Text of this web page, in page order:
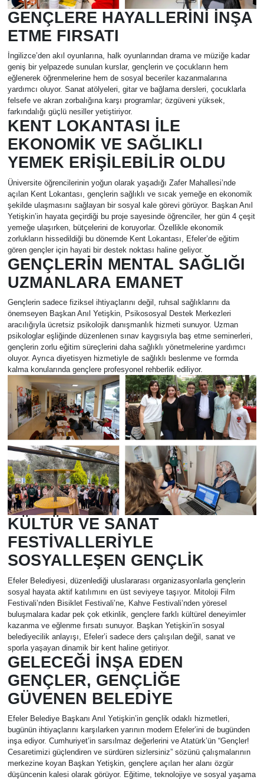
GENÇLERE HAYALLERİNİ İNŞA
ETME FIRSATI
İngilizce’den akıl oyunlarına, halk oyunlarından drama ve müziğe kadar
geniş bir yelpazede sunulan kurslar, gençlerin ve çocukların hem
eğlenerek öğrenmelerine hem de sosyal beceriler kazanmalarına
yardımcı oluyor. Sanat atölyeleri, gitar ve bağlama dersleri, çocuklarla
felsefe ve akran zorbalığına karşı programlar; özgüveni yüksek,
farkındalığı güçlü nesiller yetiştiriyor.
KENT LOKANTASI İLE
EKONOMİK VE SAĞLIKLI
YEMEK ERİŞİLEBİLİR OLDU
Üniversite öğrencilerinin yoğun olarak yaşadığı Zafer Mahallesi’nde
açılan Kent Lokantası, gençlerin sağlıklı ve sıcak yemeğe en ekonomik
şekilde ulaşmasını sağlayan bir sosyal kale görevi görüyor. Başkan Anıl
Yetişkin’in hayata geçirdiği bu proje sayesinde öğrenciler, her gün 4 çeşit
yemeğe ulaşırken, bütçelerini de koruyorlar. Özellikle ekonomik
zorlukların hissedildiği bu dönemde Kent Lokantası, Efeler’de eğitim
gören gençler için hayati bir destek noktası haline geliyor.
GENÇLERİN MENTAL SAĞLIĞI
UZMANLARA EMANET
Gençlerin sadece fiziksel ihtiyaçlarını değil, ruhsal sağlıklarını da
önemseyen Başkan Anıl Yetişkin, Psikososyal Destek Merkezleri
aracılığıyla ücretsiz psikolojik danışmanlık hizmeti sunuyor. Uzman
psikologlar eşliğinde düzenlenen sınav kaygısıyla baş etme seminerleri,
gençlerin zorlu eğitim süreçlerini daha sağlıklı yönetmelerine yardımcı
oluyor. Ayrıca diyetisyen hizmetiyle de sağlıklı beslenme ve formda
kalma konularında gençlere profesyonel rehberlik ediliyor.
KÜLTÜR VE SANAT
FESTİVALLERİYLE
SOSYALLEŞEN GENÇLİK
Efeler Belediyesi, düzenlediği uluslararası organizasyonlarla gençlerin
sosyal hayata aktif katılımını en üst seviyeye taşıyor. Mitoloji Film
Festivali’nden Bisiklet Festivali’ne, Kahve Festivali’nden yöresel
buluşmalara kadar pek çok etkinlik, gençlere farklı kültürel deneyimler
kazanma ve eğlenme fırsatı sunuyor. Başkan Yetişkin’in sosyal
belediyecilik anlayışı, Efeler’i sadece ders çalışılan değil, sanat ve
sporla yaşayan dinamik bir kent haline getiriyor.
GELECEĞİ İNŞA EDEN
GENÇLER, GENÇLİĞE
GÜVENEN BELEDİYE
Efeler Belediye Başkanı Anıl Yetişkin’in gençlik odaklı hizmetleri,
bugünün ihtiyaçlarını karşılarken yarının modern Efeler’ini de bugünden
inşa ediyor. Cumhuriyet’in sarsılmaz değerlerini ve Atatürk’ün “Gençler!
Cesaretimizi güçlendiren ve sürdüren sizlersiniz” sözünü çalışmalarının
merkezine koyan Başkan Yetişkin, gençlere açılan her alanı özgür
düşüncenin kalesi olarak görüyor. Eğitime, teknolojiye ve sosyal yaşama